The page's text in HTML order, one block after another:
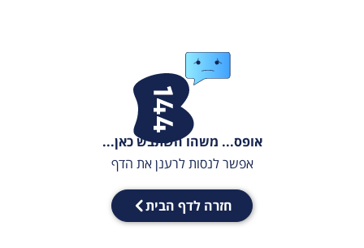
אופס... משהו השתבש כאן...
אפשר לנסות לרענן את הדף
חזרה לדף הבית